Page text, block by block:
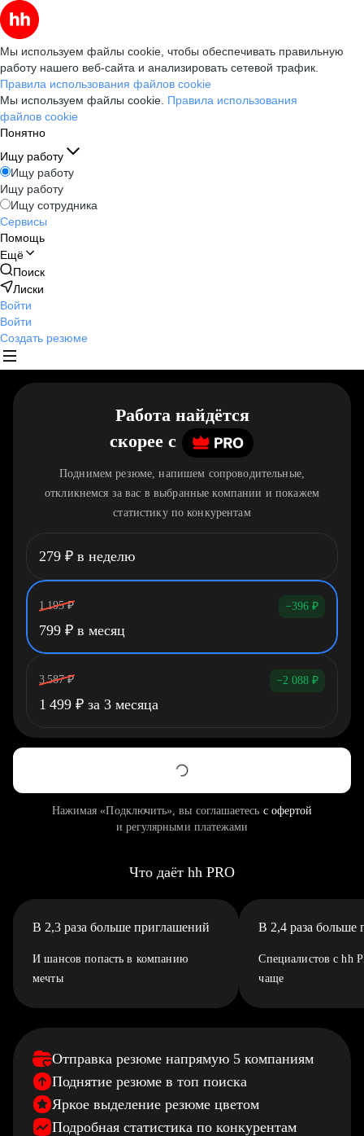
Мы используем файлы cookie, чтобы обеспечивать правильную
работу нашего веб-сайта и анализировать сетевой трафик.
Правила использования файлов cookie
Мы используем файлы cookie. Правила использования
файлов cookie
Понятно
Ищу работу
Ищу работу
Ищу работу
Ищу сотрудника
Сервисы
Помощь
Ещё
Поиск
Лиски
Войти
Войти
Создать резюме
Работа найдётся
скорее c
Поднимем резюме, напишем сопроводительные,
откликнемся за вас в выбранные компании и покажем
статистику по конкурентам
279 ₽ в неделю
1 195 ₽ −396 ₽
799 ₽ в месяц
3 587 ₽ −2 088 ₽
1 499 ₽ за 3 месяца
Нажимая «Подключить», вы соглашаетесь с офертой
и регулярными платежами
Что даёт hh PRO
В 2,3 раза больше приглашений
И шансов попасть в компанию
мечты
В 2,4 раза больше
Специалистов с hh
чаще
Отправка резюме напрямую 5 компаниям
Поднятие резюме в топ поиска
Яркое выделение резюме цветом
Подробная статистика по конкурентам